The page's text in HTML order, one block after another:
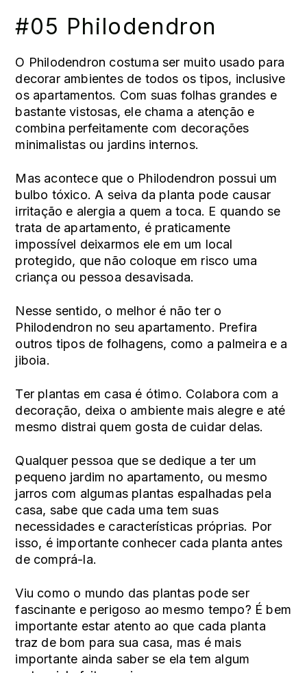
#05 Philodendron
O Philodendron costuma ser muito usado para
decorar ambientes de todos os tipos, inclusive
os apartamentos. Com suas folhas grandes e
bastante vistosas, ele chama a atenção e
combina perfeitamente com decorações
minimalistas ou jardins internos.
Mas acontece que o Philodendron possui um
bulbo tóxico. A seiva da planta pode causar
irritação e alergia a quem a toca. E quando se
trata de apartamento, é praticamente
impossível deixarmos ele em um local
protegido, que não coloque em risco uma
criança ou pessoa desavisada.
Nesse sentido, o melhor é não ter o
Philodendron no seu apartamento. Prefira
outros tipos de folhagens, como a palmeira e a
jiboia.
Ter plantas em casa é ótimo. Colabora com a
decoração, deixa o ambiente mais alegre e até
mesmo distrai quem gosta de cuidar delas.
Qualquer pessoa que se dedique a ter um
pequeno jardim no apartamento, ou mesmo
jarros com algumas plantas espalhadas pela
casa, sabe que cada uma tem suas
necessidades e características próprias. Por
isso, é importante conhecer cada planta antes
de comprá-la.
Viu como o mundo das plantas pode ser
fascinante e perigoso ao mesmo tempo? É bem
importante estar atento ao que cada planta
traz de bom para sua casa, mas é mais
importante ainda saber se ela tem algum